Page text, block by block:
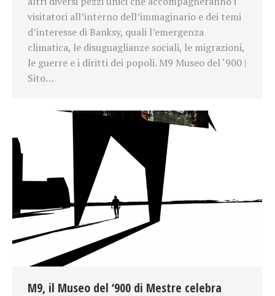
visitatori all’interno dell’immaginario e dei temi
d’interesse di Banksy, quali l’emergenza
climatica, le disuguaglianze sociali, le migrazioni,
le guerre e i diritti dei popoli. M9 Museo del ‘900 |
Sito…
M9, il Museo del ‘900 di Mestre celebra